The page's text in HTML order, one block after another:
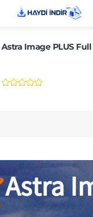
Astra Image PLUS